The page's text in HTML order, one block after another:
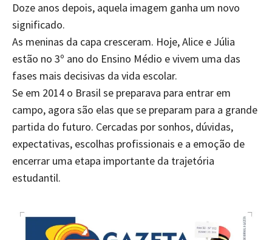
Doze anos depois, aquela imagem ganha um novo
significado.
As meninas da capa cresceram. Hoje, Alice e Júlia
estão no 3º ano do Ensino Médio e vivem uma das
fases mais decisivas da vida escolar.
Se em 2014 o Brasil se preparava para entrar em
campo, agora são elas que se preparam para a grande
partida do futuro. Cercadas por sonhos, dúvidas,
expectativas, escolhas profissionais e a emoção de
encerrar uma etapa importante da trajetória
estudantil.